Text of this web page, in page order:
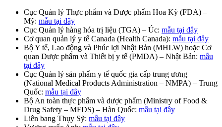
Cục Quản lý Thực phẩm và Dược phẩm Hoa Kỳ (FDA) –
Mỹ: mẫu tại đây
Cục Quản lý hàng hóa trị liệu (TGA) – Úc: mẫu tại đây
Cơ quan quản lý y tế Canada (Health Canada): mẫu tại đây
Bộ Y tế, Lao động và Phúc lợi Nhật Bản (MHLW) hoặc Cơ
quan Dược phẩm và Thiết bị y tế (PMDA) – Nhật Bản: mẫu
tại đây
Cục Quản lý sản phẩm y tế quốc gia cấp trung ương
(National Medical Products Administration – NMPA) – Trung
Quốc: mẫu tại đây
Bộ An toàn thực phẩm và dược phẩm (Ministry of Food &
Drug Safety – MFDS) – Hàn Quốc: mẫu tại đây
Liên bang Thụy Sỹ: mẫu tại đây